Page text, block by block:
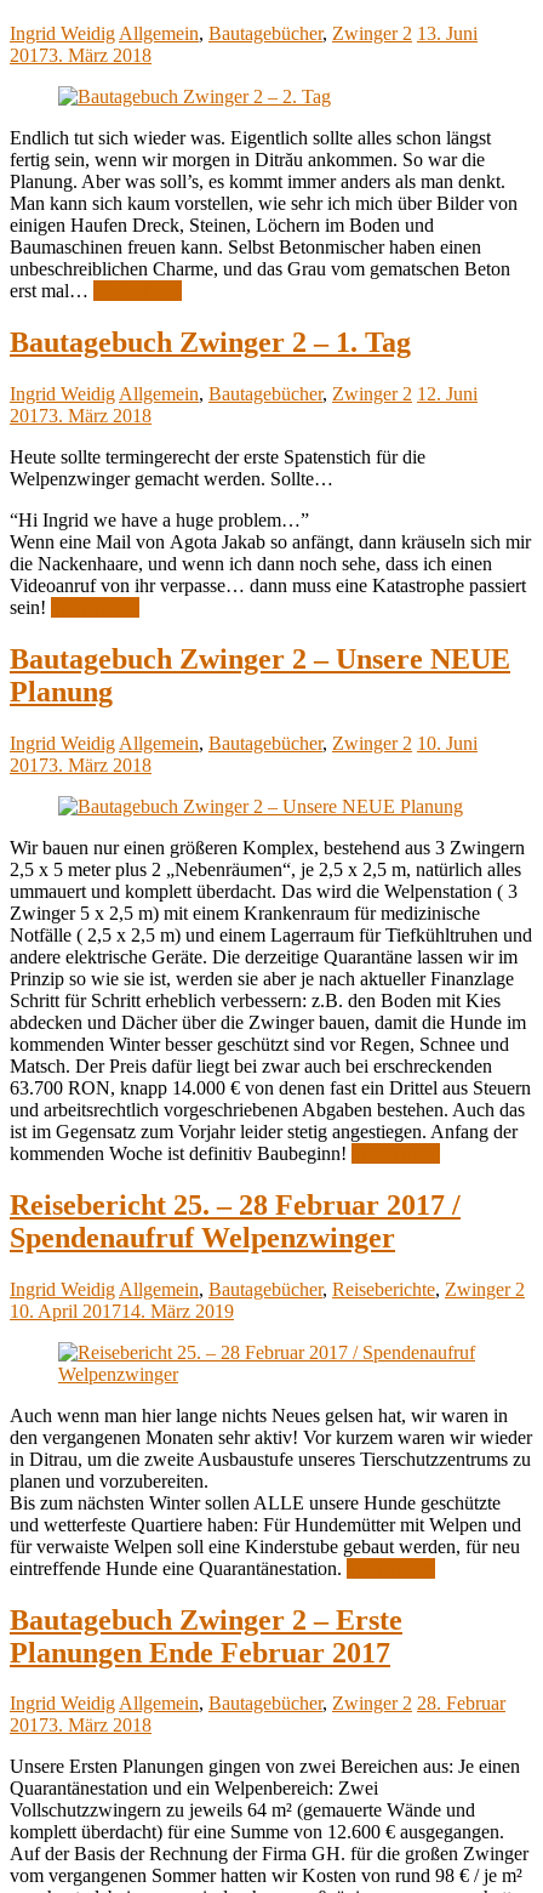
Ingrid Weidig Allgemein, Bautagebücher, Zwinger 2 13. Juni
20173. März 2018
Endlich tut sich wieder was. Eigentlich sollte alles schon längst
fertig sein, wenn wir morgen in Ditrău ankommen. So war die
Planung. Aber was soll’s, es kommt immer anders als man denkt.
Man kann sich kaum vorstellen, wie sehr ich mich über Bilder von
einigen Haufen Dreck, Steinen, Löchern im Boden und
Baumaschinen freuen kann. Selbst Betonmischer haben einen
unbeschreiblichen Charme, und das Grau vom gematschen Beton
erst mal…
Bautagebuch Zwinger 2 – 1. Tag
Ingrid Weidig Allgemein, Bautagebücher, Zwinger 2 12. Juni
20173. März 2018
Heute sollte termingerecht der erste Spatenstich für die
Welpenzwinger gemacht werden. Sollte…
“Hi Ingrid we have a huge problem…”
Wenn eine Mail von Agota Jakab so anfängt, dann kräuseln sich mir
die Nackenhaare, und wenn ich dann noch sehe, dass ich einen
Videoanruf von ihr verpasse… dann muss eine Katastrophe passiert
sein!
Bautagebuch Zwinger 2 – Unsere NEUE
Planung
Ingrid Weidig Allgemein, Bautagebücher, Zwinger 2 10. Juni
20173. März 2018
Wir bauen nur einen größeren Komplex, bestehend aus 3 Zwingern
2,5 x 5 meter plus 2 „Nebenräumen“, je 2,5 x 2,5 m, natürlich alles
ummauert und komplett überdacht. Das wird die Welpenstation ( 3
Zwinger 5 x 2,5 m) mit einem Krankenraum für medizinische
Notfälle ( 2,5 x 2,5 m) und einem Lagerraum für Tiefkühltruhen und
andere elektrische Geräte. Die derzeitige Quarantäne lassen wir im
Prinzip so wie sie ist, werden sie aber je nach aktueller Finanzlage
Schritt für Schritt erheblich verbessern: z.B. den Boden mit Kies
abdecken und Dächer über die Zwinger bauen, damit die Hunde im
kommenden Winter besser geschützt sind vor Regen, Schnee und
Matsch. Der Preis dafür liegt bei zwar auch bei erschreckenden
63.700 RON, knapp 14.000 € von denen fast ein Drittel aus Steuern
und arbeitsrechtlich vorgeschriebenen Abgaben bestehen. Auch das
ist im Gegensatz zum Vorjahr leider stetig angestiegen. Anfang der
kommenden Woche ist definitiv Baubeginn!
Reisebericht 25. – 28 Februar 2017 /
Spendenaufruf Welpenzwinger
Ingrid Weidig Allgemein, Bautagebücher, Reiseberichte, Zwinger 2
10. April 201714. März 2019
Auch wenn man hier lange nichts Neues gelsen hat, wir waren in
den vergangenen Monaten sehr aktiv! Vor kurzem waren wir wieder
in Ditrau, um die zweite Ausbaustufe unseres Tierschutzzentrums zu
planen und vorzubereiten.
Bis zum nächsten Winter sollen ALLE unsere Hunde geschützte
und wetterfeste Quartiere haben: Für Hundemütter mit Welpen und
für verwaiste Welpen soll eine Kinderstube gebaut werden, für neu
eintreffende Hunde eine Quarantänestation.
Bautagebuch Zwinger 2 – Erste
Planungen Ende Februar 2017
Ingrid WeidigAllgemein, Bautagebücher, Zwinger 2 28. Februar
20173. März 2018
Unsere Ersten Planungen gingen von zwei Bereichen aus: Je einen
Quarantänestation und ein Welpenbereich: Zwei
Vollschutzzwingern zu jeweils 64 m² (gemauerte Wände und
komplett überdacht) für eine Summe von 12.600 € ausgegangen.
Auf der Basis der Rechnung der Firma GH. für die großen Zwinger
vom vergangenen Sommer hatten wir Kosten von rund 98 € / je m²